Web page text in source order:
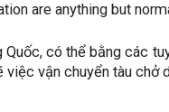
are anything but
có thể bằng các
vận chuyển tàu chở